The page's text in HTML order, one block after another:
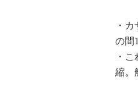
・
の間
・
縮。